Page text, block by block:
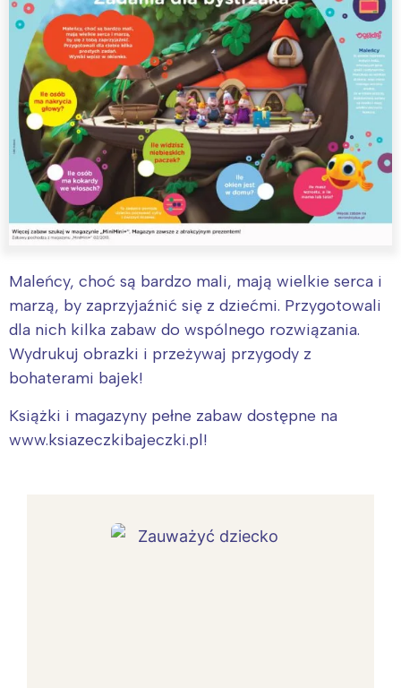
Maleńcy, choć są bardzo mali, mają wielkie serca i
marzą, by zaprzyjaźnić się z dziećmi. Przygotowali
dla nich kilka zabaw do wspólnego rozwiązania.
Wydrukuj obrazki i przeżywaj przygody z
bohaterami bajek!
Książki i magazyny pełne zabaw dostępne na
www.ksiazeczkibajeczki.pl!